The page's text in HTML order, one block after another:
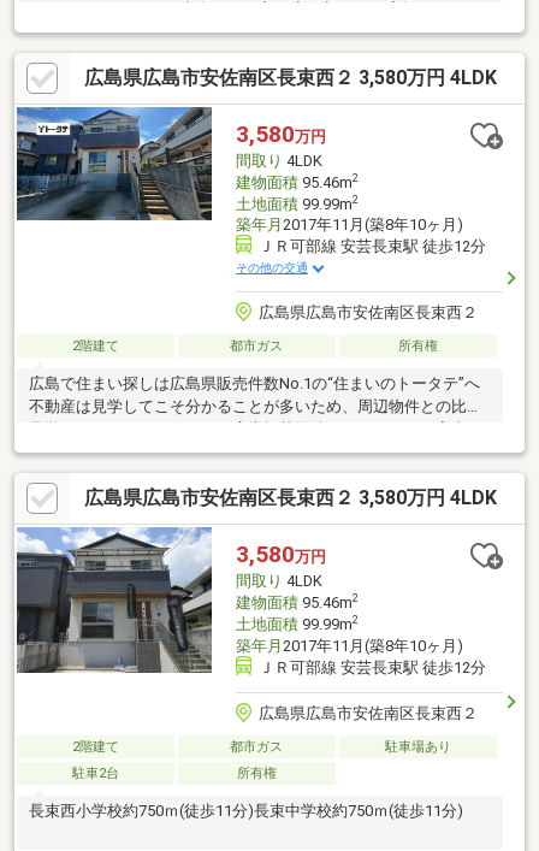
♪082-836-3730までご連絡下さい◆☆◆☆初めての家探し、わか
らないことはたくさんあると思います。何から始めたらいいのか
な…購入するにあたりどのくらいお金がかかるんだろう…私たち家
族にあってる家ってどんなものだろう…いま住んでいる家ってど
うしらた良いんだろう…家探し、条件整理、資金計画、住み替え
など、それぞれのご家族がお考えのお家探しに関するあらゆる疑
問やお悩みのご相談を承ります。いつでも、お気軽にお問合せ下
さい♪
広島県広島市安佐南区長束西２ 3,580万円 4LDK
3,580万円
間取り 4LDK
建物面積95.46m2
土地面積99.99m2
築年月 2017年11月(築8年10ヶ月)
ＪＲ可部線 安芸長束駅 徒歩12分
その他の交通
広島県広島市安佐南区長束西２
2階建て 都市ガス 所有権
広島で住まい探しは広島県販売件数No.1の“住まいのトータテ”へ
不動産は見学してこそ分かることが多いため、周辺物件との比較
能ですので、他物件とあわせてぜひご見学ください！※トヨタホ
ーム軽量鉄骨の家※4ＬＤＫ※駐車2台可※東向き※平成29年11月築※
長束西小学校約750ｍ(徒歩11分)※長束中学校約750ｍ(徒歩11分)
広島県広島市安佐南区長束西２ 3,580万円 4LDK
3,580万円
間取り 4LDK
建物面積95.46m2
土地面積99.99m2
築年月 2017年11月(築8年10ヶ月)
ＪＲ可部線 安芸長束駅 徒歩12分
広島県広島市安佐南区長束西２
2階建て 都市ガス
駐車場あり
駐車2台
所有権
長束西小学校約750ｍ(徒歩11分)長束中学校約750ｍ(徒歩11分)